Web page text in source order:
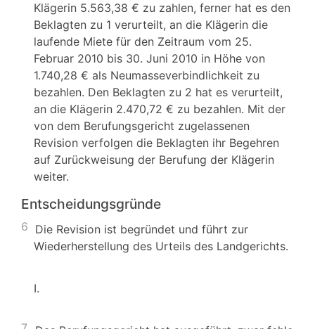
Klägerin 5.563,38 € zu zahlen, ferner hat es den
Beklagten zu 1 verurteilt, an die Klägerin die
laufende Miete für den Zeitraum vom 25.
Februar 2010 bis 30. Juni 2010 in Höhe von
1.740,28 € als Neumasseverbindlichkeit zu
bezahlen. Den Beklagten zu 2 hat es verurteilt,
an die Klägerin 2.470,72 € zu bezahlen. Mit der
von dem Berufungsgericht zugelassenen
Revision verfolgen die Beklagten ihr Begehren
auf Zurückweisung der Berufung der Klägerin
weiter.
Entscheidungsgründe
6 Die Revision ist begründet und führt zur
Wiederherstellung des Urteils des Landgerichts.
I.